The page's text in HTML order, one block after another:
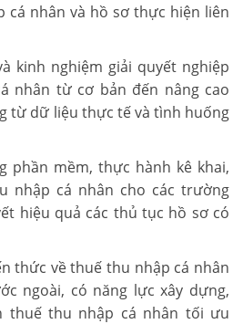
cá nhân và hồ sơ thực hiện liên
kinh nghiệm giải quyết nghiệp
nhân từ cơ bản đến nâng cao
từ dữ liệu thực tế và tình huống
phần mềm, thực hành kê khai,
nhập cá nhân cho các trường
hiệu quả các thủ tục hồ sơ có
thức về thuế thu nhập cá nhân
ngoài, có năng lực xây dựng,
thuế thu nhập cá nhân tối ưu